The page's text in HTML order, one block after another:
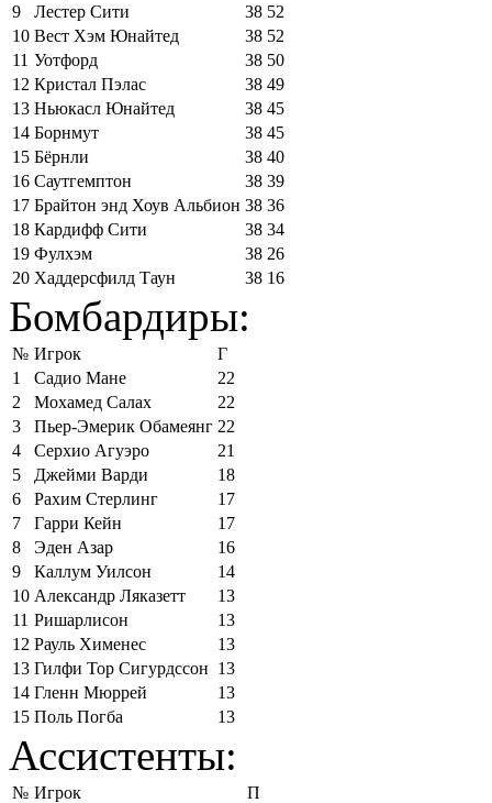
9
Лестер Сити 38 52
10 Вест Хэм Юнайтед 38 52
11 Уотфорд 38 50
12 Кристал Пэлас 38 49
13 Ньюкасл Юнайтед 38 45
14 Борнмут 38 45
15 Бёрнли 38 40
16 Саутгемптон 38 39
17 Брайтон энд Хоув Альбион 38 36
18 Кардифф Сити 38 34
19 Фулхэм 38 26
20 Хаддерсфилд Таун 38 16
Бомбардиры:
№ Игрок
Г
1
Садио Мане
22
2
Мохамед Салах
22
3
Пьер-Эмерик Обамеянг 22
4
Серхио Агуэро
21
5
Джейми Варди
18
6
Рахим Стерлинг
17
7
Гарри Кейн
17
8
Эден Азар
16
9
Каллум Уилсон
14
10 Александр Ляказетт
13
11 Ришарлисон
13
12 Рауль Хименес
13
13 Гилфи Тор Сигурдссон 13
14 Гленн Мюррей
13
15 Поль Погба 13
Ассистенты:
№ Игрок
П